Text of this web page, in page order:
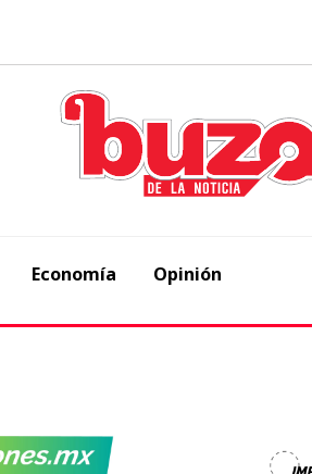
Economía Opinión